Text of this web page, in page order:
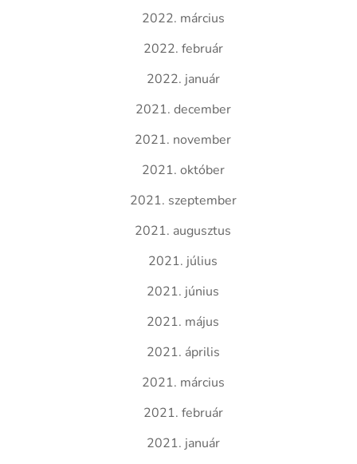
2022. március
2022. február
2022. január
2021. december
2021. november
2021. október
2021. szeptember
2021. augusztus
2021. július
2021. június
2021. május
2021. április
2021. március
2021. február
2021. január